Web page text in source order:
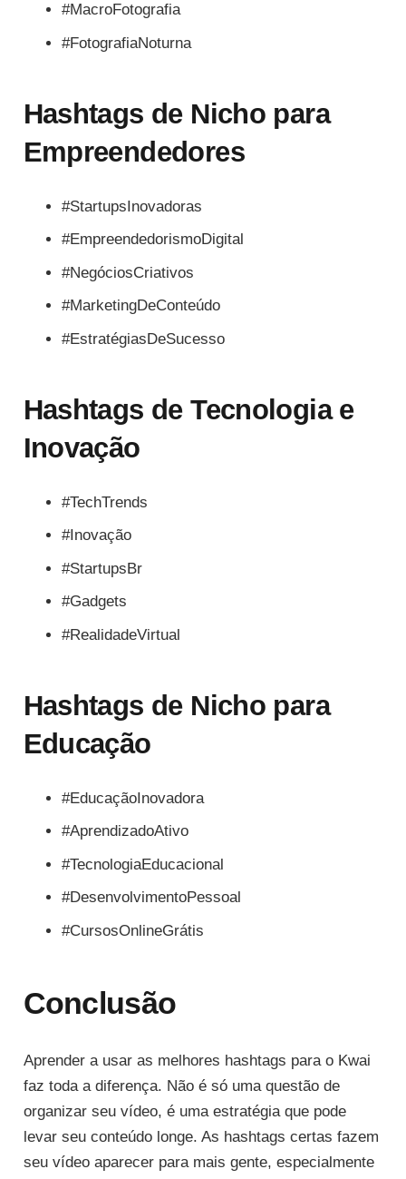
#MacroFotografia
#FotografiaNoturna
Hashtags de Nicho para
Empreendedores
#StartupsInovadoras
#EmpreendedorismoDigital
#NegóciosCriativos
#MarketingDeConteúdo
#EstratégiasDeSucesso
Hashtags de Tecnologia e
Inovação
#TechTrends
#Inovação
#StartupsBr
#Gadgets
#RealidadeVirtual
Hashtags de Nicho para
Educação
#EducaçãoInovadora
#AprendizadoAtivo
#TecnologiaEducacional
#DesenvolvimentoPessoal
#CursosOnlineGrátis
Conclusão
Aprender a usar as melhores hashtags para o Kwai
faz toda a diferença. Não é só uma questão de
organizar seu vídeo, é uma estratégia que pode
levar seu conteúdo longe. As hashtags certas fazem
seu vídeo aparecer para mais gente, especialmente